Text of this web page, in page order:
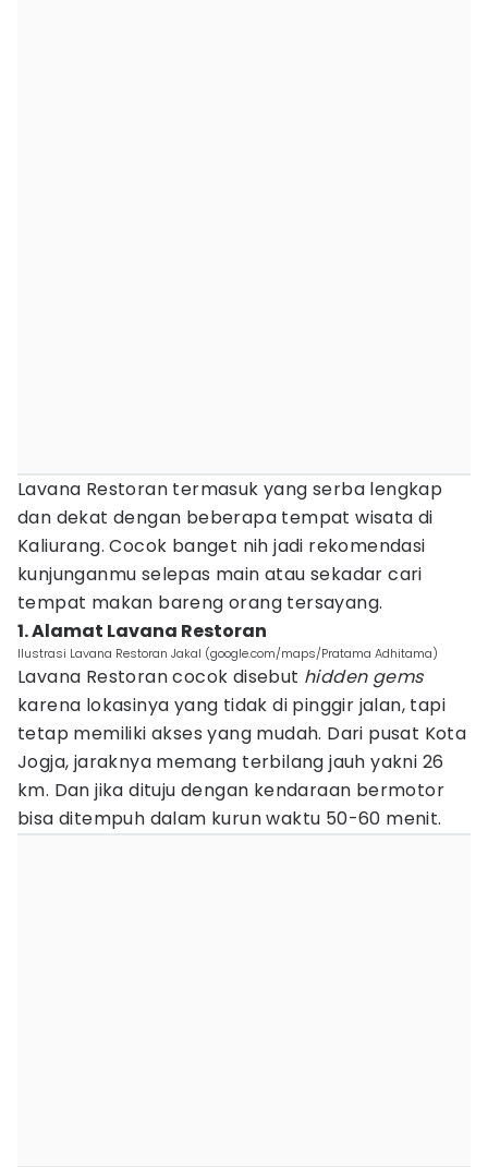
Lavana Restoran termasuk yang serba lengkap
dan dekat dengan beberapa tempat wisata di
Kaliurang. Cocok banget nih jadi rekomendasi
kunjunganmu selepas main atau sekadar cari
tempat makan bareng orang tersayang.
1. Alamat Lavana Restoran
Ilustrasi Lavana Restoran Jakal (google.com/maps/Pratama Adhitama)
Lavana Restoran cocok disebut hidden gems
karena lokasinya yang tidak di pinggir jalan, tapi
tetap memiliki akses yang mudah. Dari pusat Kota
Jogja, jaraknya memang terbilang jauh yakni 26
km. Dan jika dituju dengan kendaraan bermotor
bisa ditempuh dalam kurun waktu 50-60 menit.